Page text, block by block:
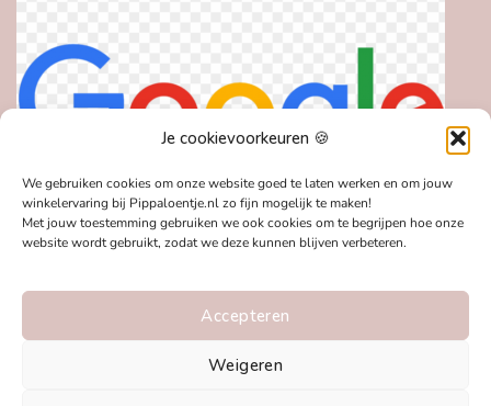
Je cookievoorkeuren 🍪
We gebruiken cookies om onze website goed te laten werken en om jouw
winkelervaring bij Pippaloentje.nl zo fijn mogelijk te maken!
Met jouw toestemming gebruiken we ook cookies om te begrijpen hoe onze
website wordt gebruikt, zodat we deze kunnen blijven verbeteren.
Accepteren
Weigeren